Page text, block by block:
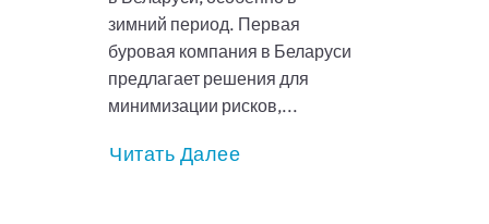
зимний период. Первая
буровая компания в Беларуси
предлагает решения для
минимизации рисков,...
Читать Далее